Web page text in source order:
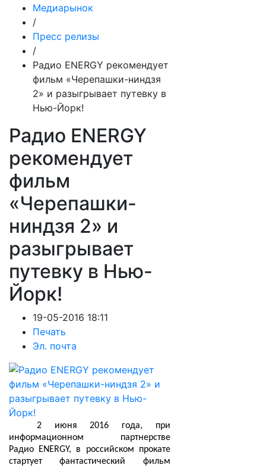
Медиарынок
/
Пресс релизы
/
Радио ENERGY рекомендует
фильм «Черепашки-ниндзя
2» и разыгрывает путевку в
Нью-Йорк!
Радио ENERGY
рекомендует
фильм
«Черепашки-
ниндзя 2» и
разыгрывает
путевку в Нью-
Йорк!
19-05-2016 18:11
Печать
Эл. почта
2 июня 2016 года, при
информационном партнерстве
Радио
ENERGY, в российском прокате
стартует фантастический фильм